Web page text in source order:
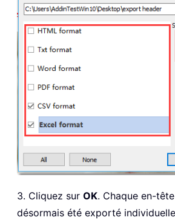
3. Cliquez sur OK. Chaque en-
désormais été exporté